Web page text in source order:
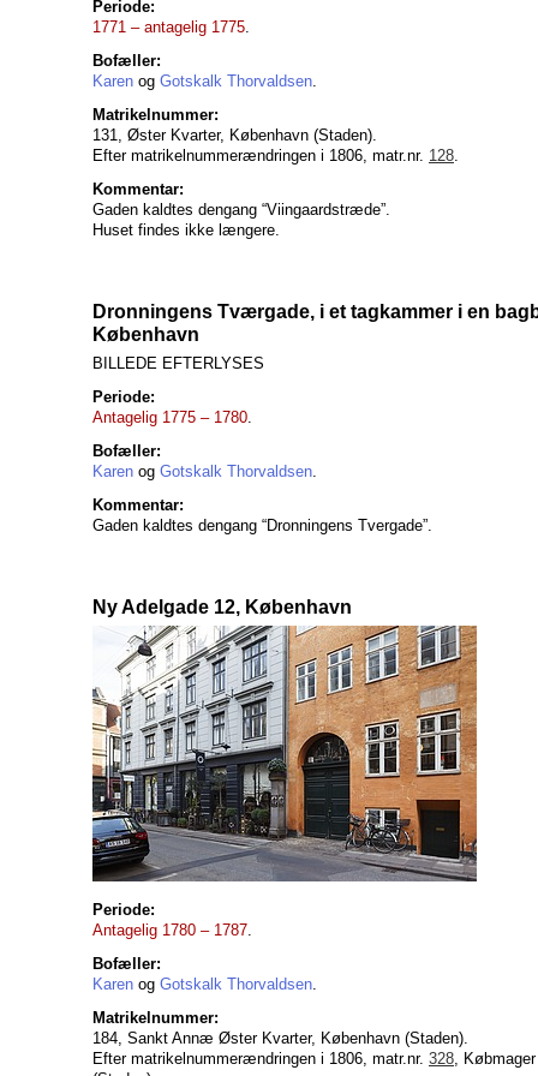
Periode:
1771 – antagelig 1775
Bofæller:
Karen og Gotskalk Thorvaldsen
Matrikelnummer:
131, Øster Kvarter, København (Staden).
Efter matrikelnummerændringen i 1806, matr.nr. 128
Kommentar:
Gaden kaldtes dengang “Viingaardstræde”.
Huset findes ikke længere.
Dronningens Tværgade, i et tagkammer i en
København
BILLEDE EFTERLYSES
Periode:
Antagelig 1775 – 1780
Bofæller:
Karen og Gotskalk Thorvaldsen
Kommentar:
Gaden kaldtes dengang “Dronningens Tvergade”.
Ny Adelgade 12, København
Periode:
Antagelig 1780 – 1787
Bofæller:
Karen og Gotskalk Thorvaldsen
Matrikelnummer:
184, Sankt Annæ Øster Kvarter, København (Staden).
Efter matrikelnummerændringen i 1806, matr.nr. 328 ,